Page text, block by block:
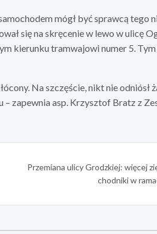
mógł być sprawcą tego
się na skręcenie w lewo w ulicę
kierunku tramwajowi numer 5. Tym
Na szczęście, nikt nie odniósł
zapewnia asp. Krzysztof Bratz z
Przemiana ulicy Grodzkiej: więcej
chodniki w